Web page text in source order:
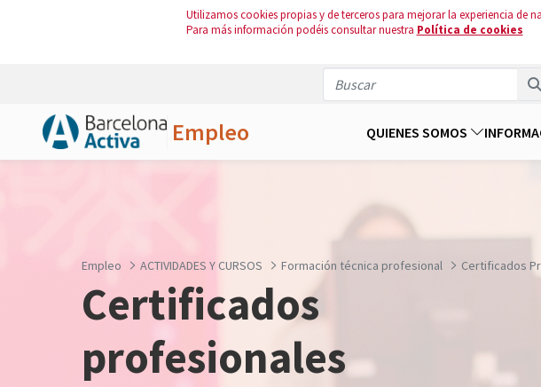
Utilizamos cookies propias y de terceros para mejorar la experiencia de
Para más información podéis consultar nuestra Política de cookies
Empleo QUIENES SOMOS
Empleo ACTIVIDADES Y CURSOS Formación técnica profesional Certificados
Certificados
profesionales